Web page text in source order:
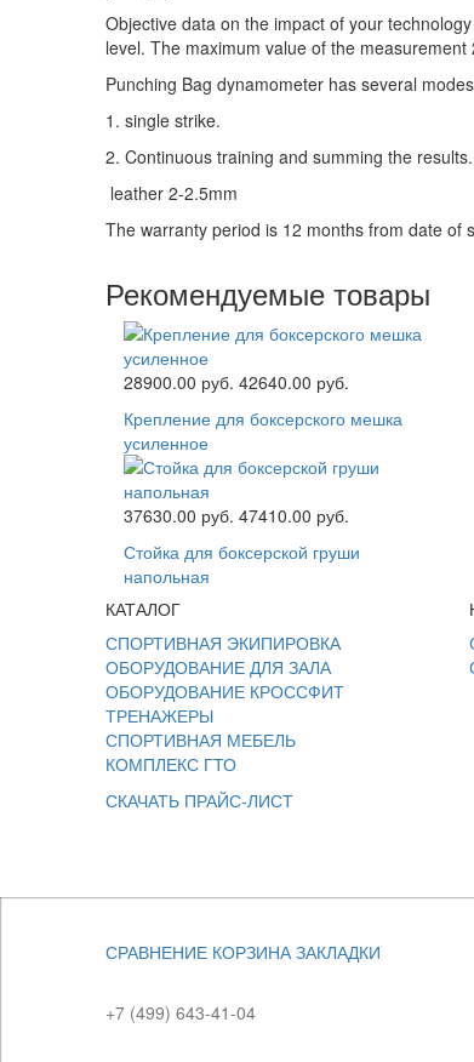
Objective data on the impact of your
level. The maximum value of the measurement
Punching Bag dynamometer has several
1. single strike.
2. Continuous training and summing the results.
leather 2-2.5mm
The warranty period is 12 months from date of
Рекомендуемые товары
28900.00 руб. 42640.00 руб.
Крепление для боксерского мешка
усиленное
37630.00 руб. 47410.00 руб.
Стойка для боксерской груши
напольная
КАТАЛОГ
СПОРТИВНАЯ ЭКИПИРОВКА
ОБОРУДОВАНИЕ ДЛЯ ЗАЛА
ОБОРУДОВАНИЕ КРОССФИТ
ТРЕНАЖЕРЫ
СПОРТИВНАЯ МЕБЕЛЬ
КОМПЛЕКС ГТО
СКАЧАТЬ ПРАЙС-ЛИСТ
СРАВНЕНИЕ КОРЗИНАЗАКЛАДКИ
+7 (499) 643-41-04